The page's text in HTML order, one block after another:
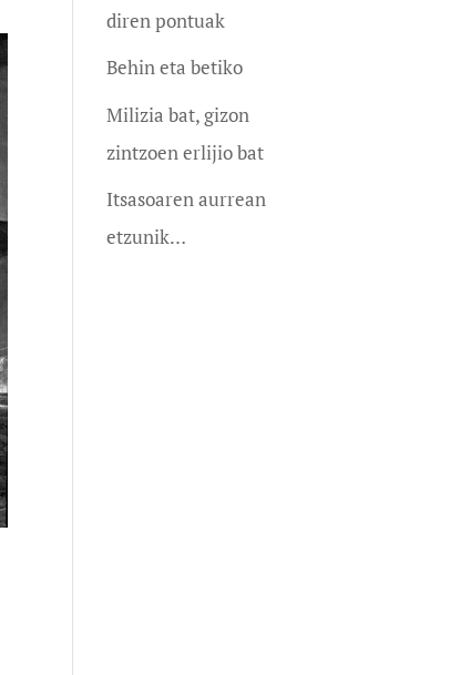
diren pontuak
Behin eta betiko
Milizia bat, gizon
zintzoen erlijio bat
Itsasoaren aurrean
etzunik…